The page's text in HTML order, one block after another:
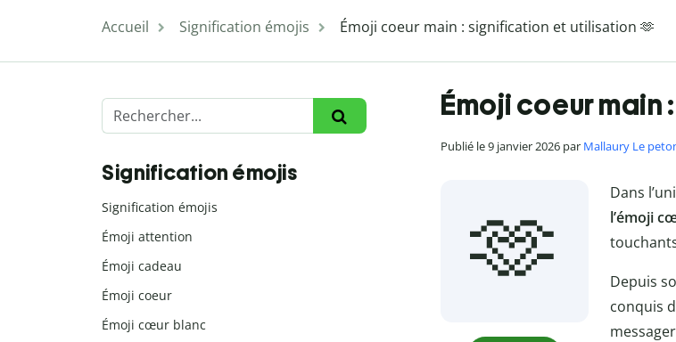
Accueil Signification émojis Émoji coeur main : signification et utilisation 🫶
Émoji coeur
Publié le 9 janvier 2026 par Mallaury Le
🫶
Dans
l’émoji
Depuis
conquis
Signification émojis
Signification émojis
Émoji attention
Émoji cadeau
Émoji coeur
Émoji cœur blanc